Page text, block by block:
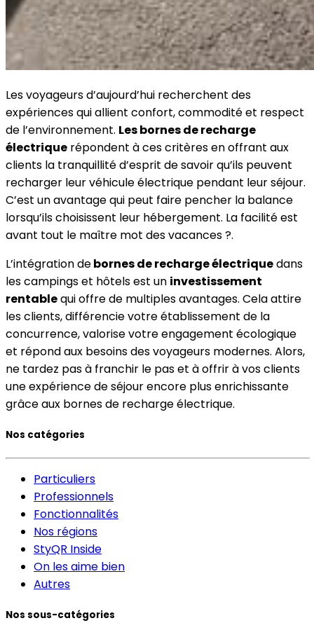
Les voyageurs d’aujourd’hui recherchent des
expériences qui allient confort, commodité et respect
de l’environnement. Les bornes de recharge
électrique répondent à ces critères en offrant aux
clients la tranquillité d’esprit de savoir qu’ils peuvent
recharger leur véhicule électrique pendant leur séjour.
C’est un avantage qui peut faire pencher la balance
lorsqu’ils choisissent leur hébergement. La facilité est
avant tout le maître mot des vacances ?.
L’intégration debornes de recharge électriquedans
les campings et hôtels est un investissement
rentablequi offre de multiples avantages. Cela attire
les clients, différencie votre établissement de la
concurrence, valorise votre engagement écologique
et répond aux besoins des voyageurs modernes. Alors,
ne tardez pas à franchir le pas et à offrir à vos clients
une expérience de séjour encore plus enrichissante
grâce aux bornes de recharge électrique.
Nos catégories
Particuliers
Professionnels
Fonctionnalités
Nos régions
StyQR Inside
On les aime bien
Autres
Nos sous-catégories